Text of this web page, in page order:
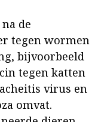
de
tegen wormen
bijvoorbeeld
tegen katten
virus en
omvat.